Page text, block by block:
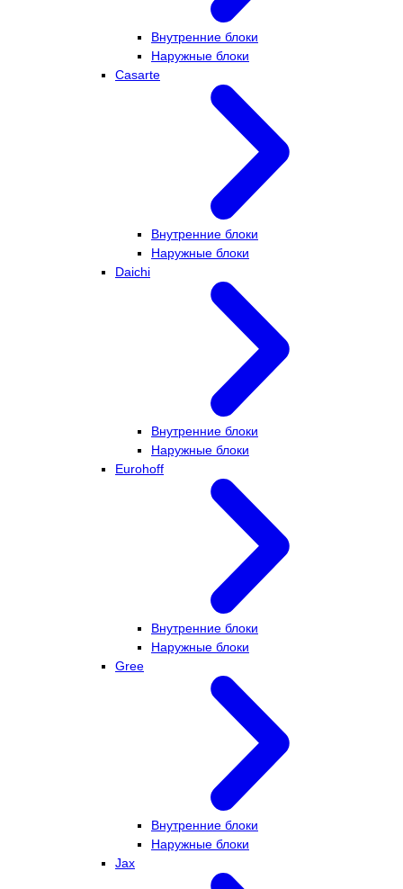
Внутренние блоки
Наружные блоки
Casarte
Внутренние блоки
Наружные блоки
Daichi
Внутренние блоки
Наружные блоки
Eurohoff
Внутренние блоки
Наружные блоки
Gree
Внутренние блоки
Наружные блоки
Jax